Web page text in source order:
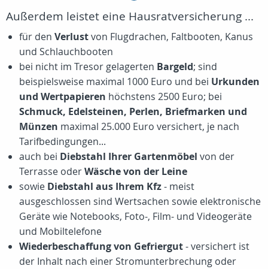
Außerdem leistet eine Hausratversicherung ...
für den Verlustvon Flugdrachen, Faltbooten, Kanus
und Schlauchbooten
bei nicht im Tresor gelagerten Bargeld; sind
beispielsweise maximal 1000 Euro und bei Urkunden
und Wertpapieren höchstens 2500 Euro; bei
Schmuck, Edelsteinen, Perlen, Briefmarken und
Münzen maximal 25.000 Euro versichert, je nach
Tarifbedingungen...
auch bei Diebstahl Ihrer Gartenmöbel von der
Terrasse oderWäsche von der Leine
sowie Diebstahl aus Ihrem Kfz- meist
ausgeschlossen sind Wertsachen sowie elektronische
Geräte wie Notebooks, Foto-, Film- und Videogeräte
und Mobiltelefone
Wiederbeschaffung von Gefriergut- versichert ist
der Inhalt nach einer Stromunterbrechung oder